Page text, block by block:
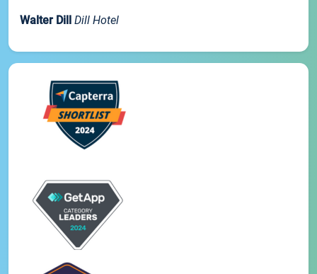
Walter Dill Dill Hotel